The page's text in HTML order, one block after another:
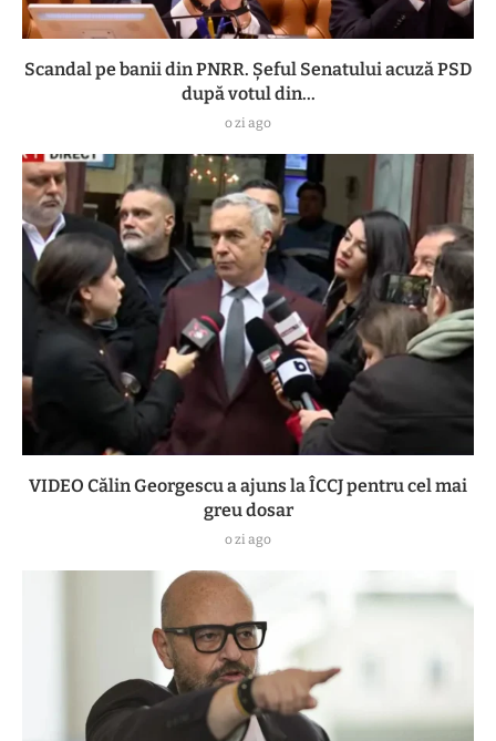
Scandal pe banii din PNRR. Șeful Senatului acuză PSD
după votul din...
o zi ago
VIDEO Călin Georgescu a ajuns la ÎCCJ pentru cel mai
greu dosar
o zi ago